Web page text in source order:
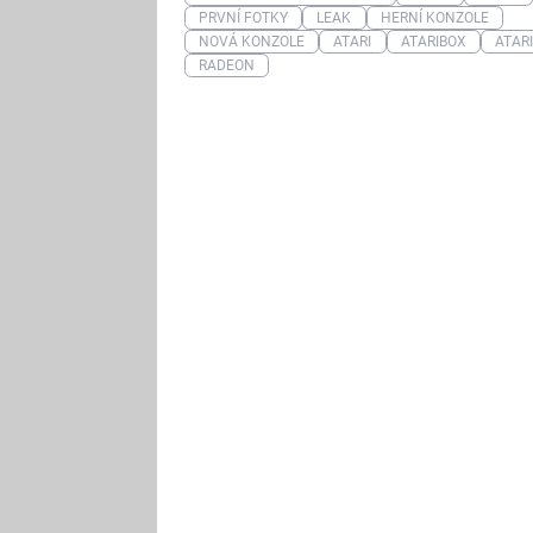
PRVNÍ FOTKY
LEAK
HERNÍ KONZOLE
NOVÁ KONZOLE
ATARI ATARIBOX
RADEON